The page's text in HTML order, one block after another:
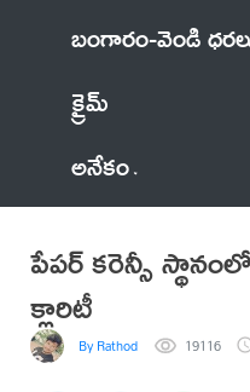
బంగారం-వెండి
క్రైమ్
అనేకం
పేపర్ కరెన్సీ స్థానంలో
క్లారిటీ
By Rathod 19116